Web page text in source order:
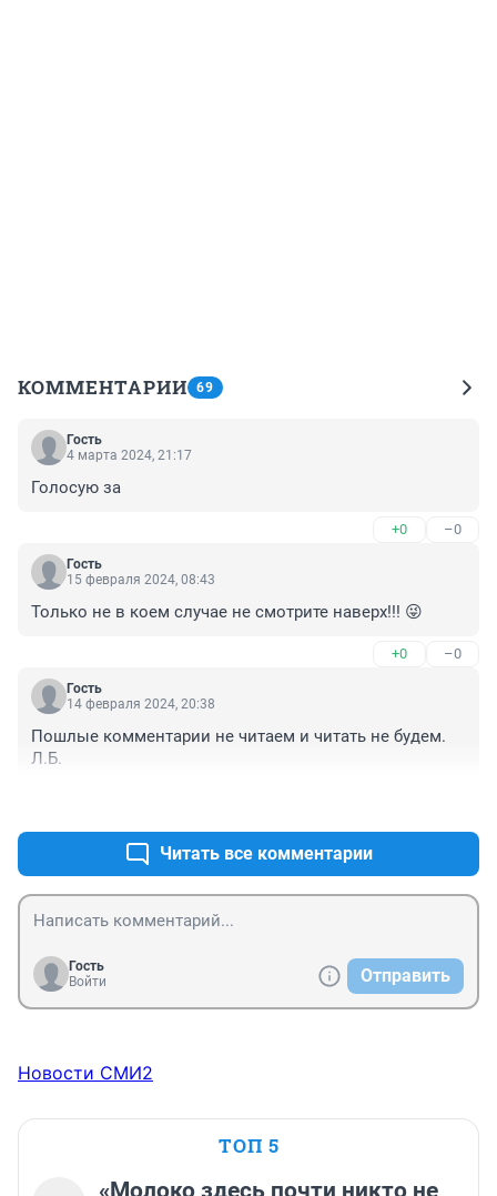
КОММЕНТАРИИ 69
Гость
4 марта 2024, 21:17
Голосую за
+0 –0
Гость
15 февраля 2024, 08:43
Только не в коем случае не смотрите наверх!!! 😜
+0 –0
Гость
14 февраля 2024, 20:38
Пошлые комментарии не читаем и читать не будем.
Л.Б.
Читать все комментарии
Гость
Войти
Отправить
Новости СМИ2
ТОП 5
«Молоко здесь почти никто не